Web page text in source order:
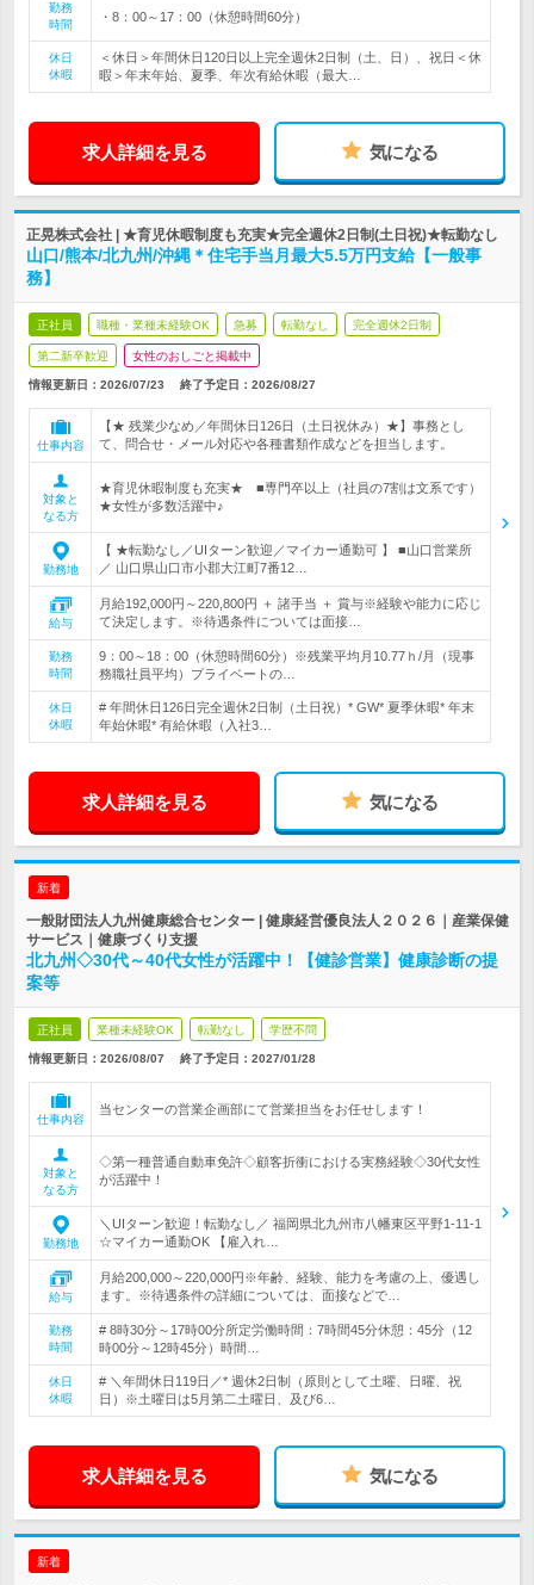
勤務
時間
・8：00～17：00（休憩時間60分）
休日
休暇
＜休日＞年間休日120日以上完全週休2日制（土、日）、祝日＜休
暇＞年末年始、夏季、年次有給休暇（最大…
求人詳細を見る 気になる
正晃株式会社 | ★育児休暇制度も充実★完全週休2日制(土日祝)★転勤なし
山口/熊本/北九州/沖縄＊住宅手当月最大5.5万円支給【一般事
務】
正社員 職種・業種未経験OK 急募 転勤なし 完全週休2日制
第二新卒歓迎 女性のおしごと掲載中
情報更新日：2026/07/23 終了予定日： 2026/08/27
仕事内容
【★ 残業少なめ／年間休日126日（土日祝休み）★】事務とし
て、問合せ・メール対応や各種書類作成などを担当します。
対象と
なる方
★育児休暇制度も充実★ ■専門卒以上（社員の7割は文系です）
★女性が多数活躍中♪
勤務地
【 ★転勤なし／UIターン歓迎／マイカー通勤可 】 ■山口営業所
／ 山口県山口市小郡大江町7番12…
給与
月給192,000円～220,800円 ＋ 諸手当 ＋ 賞与※経験や能力に応じ
て決定します。※待遇条件については面接…
勤務
時間
9：00～18：00（休憩時間60分）※残業平均月10.77ｈ/月（現事
務職社員平均）プライベートの…
休日
休暇
# 年間休日126日完全週休2日制（土日祝）* GW* 夏季休暇* 年末
年始休暇* 有給休暇（入社3…
求人詳細を見る 気になる
新着
一般財団法人九州健康総合センター | 健康経営優良法人２０２６｜産業保健
サービス｜健康づくり支援
北九州◇30代～40代女性が活躍中！【健診営業】健康診断の提
案等
正社員 業種未経験OK 転勤なし 学歴不問
情報更新日：2026/08/07 終了予定日： 2027/01/28
仕事内容
当センターの営業企画部にて営業担当をお任せします！
対象と
なる方
◇第一種普通自動車免許◇顧客折衝における実務経験◇30代女性
が活躍中！
勤務地
＼UIターン歓迎！転勤なし／ 福岡県北九州市八幡東区平野1-11-1
☆マイカー通勤OK 【雇入れ…
給与
月給200,000～220,000円※年齢、経験、能力を考慮の上、優遇し
ます。※待遇条件の詳細については、面接などで…
勤務
時間
# 8時30分～17時00分所定労働時間：7時間45分休憩：45分（12
時00分～12時45分）時間…
休日
休暇
# ＼年間休日119日／* 週休2日制（原則として土曜、日曜、祝
日）※土曜日は5月第二土曜日、及び6…
求人詳細を見る 気になる
新着